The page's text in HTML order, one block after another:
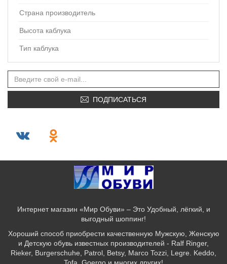
Страна производитель
Высота каблука
Тип каблука
ПОДПИСАТЬСЯ
Интернет магазин «Мир Обуви» – Это Удобный, лёгкий, и
выгодный шоппинг!
Хороший способ приобрести качественную Мужскую, Женскую
и Детскую обувь известных производителей - Ralf Ringer,
Rieker, Burgerschuhe, Patrol, Betsy, Marco Tozzi, Legre. Keddo,